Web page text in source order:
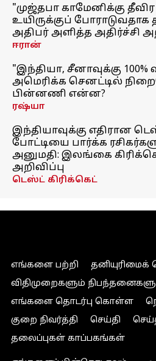
"முஜ்தபா காமேனிக்கு தீவிர
உயிருக்குப்
அதிபர் அளித்த அதிர்ச்சி
ஈரான்
"இந்தியா, சீனாவுக்கு 100%
அமெரிக்க செனட்டில்
பின்னணி என்ன?
ரஷ்யா
இந்தியாவுக்கு எதிரான
போட்டியை பார்க்க
அனுமதி: இலங்கை
அறிவிப்பு
டெஸ்ட் கிரிக்கெட்
எங்களை பற்றி
விதிமுறைகளும்
எங்களை தொடர்பு கொள்ள
குறை நிவர்த்தி
செய்தி
தலைப்புகள் காப்பகங்கள்